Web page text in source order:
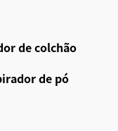
de colchão
de pó